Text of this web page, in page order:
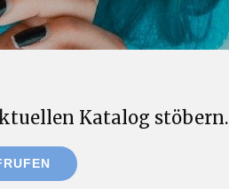
Katalog stöbern.